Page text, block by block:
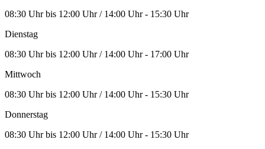
08:30 Uhr bis 12:00 Uhr / 14:00 Uhr - 15:30 Uhr
Dienstag
08:30 Uhr bis 12:00 Uhr / 14:00 Uhr - 17:00 Uhr
Mittwoch
08:30 Uhr bis 12:00 Uhr / 14:00 Uhr - 15:30 Uhr
Donnerstag
08:30 Uhr bis 12:00 Uhr / 14:00 Uhr - 15:30 Uhr